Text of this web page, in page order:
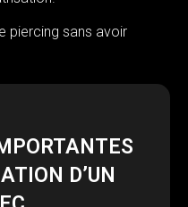
piercing sans avoir
D’UN